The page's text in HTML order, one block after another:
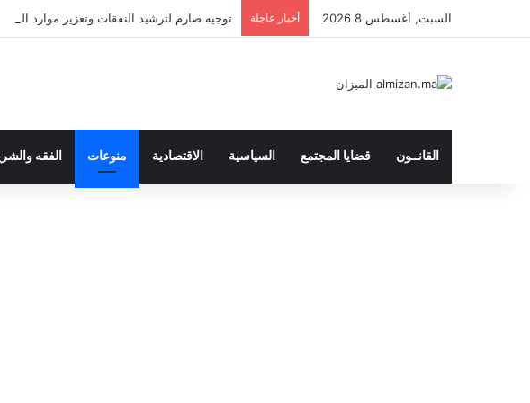
السبت, أغسطس 8 2026 أخبار عاجلة توجيه صارم لترشيد النفقات وتعزيز موارد الدولة
القانــون قضايا المجتمع السياسية الاقتصادية منوعات الفقه